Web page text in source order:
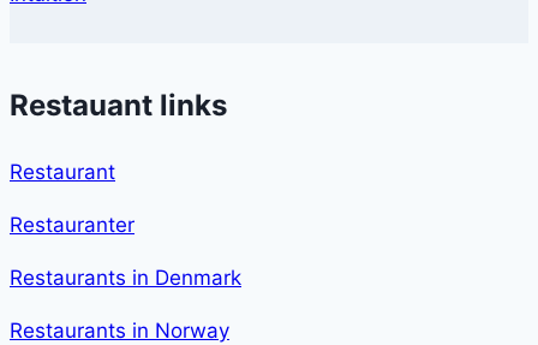
Restauant links
Restaurant
Restauranter
Restaurants in Denmark
Restaurants in Norway